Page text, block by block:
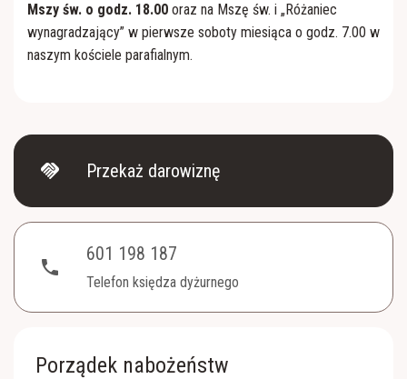
handshake Przekaż darowiznę
phone
601 198 187
Telefon księdza dyżurnego
Porządek nabożeństw
Mszy św. o godz. 18.00 oraz na Mszę św. i „Różaniec
wynagradzający” w pierwsze soboty miesiąca o godz. 7.00 w
naszym kościele parafialnym.